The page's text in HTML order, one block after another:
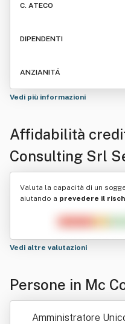
C. ATECO
DIPENDENTI
ANZIANITÁ
Vedi più informazioni
Affidabilità
Consulting Srl
Valuta la capacità di un
aiutando a prevedere il
Vedi altre valutazioni
Persone in Mc
ficata
Amministratore